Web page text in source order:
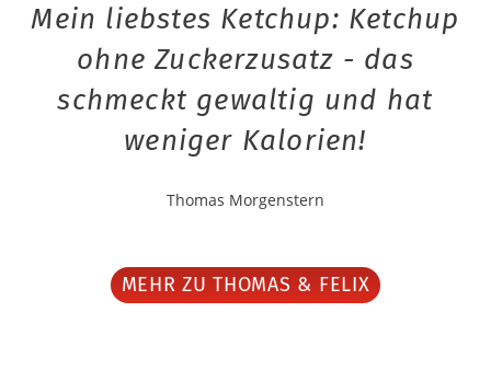
Mein liebstes Ketchup: Ketchup
ohne Zuckerzusatz - das
schmeckt gewaltig und hat
weniger Kalorien!
Thomas Morgenstern
MEHR ZU THOMAS & FELIX